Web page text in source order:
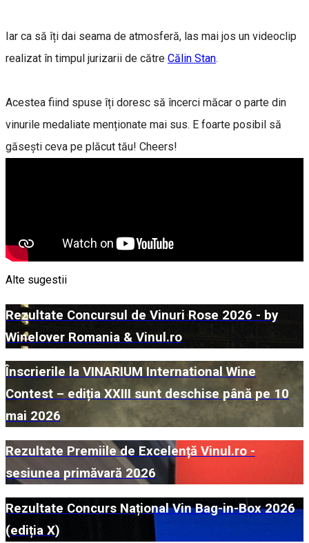
Iar ca să îți dai seama de atmosferă, las mai jos un videoclip
realizat în timpul jurizarii de către Călin Stan.
Acestea fiind spuse îți doresc să încerci măcar o parte din
vinurile medaliate menționate mai sus. E foarte posibil să
găsești ceva pe plăcut tău! Cheers!
Alte sugestii
Rezultate Concursul de Vinuri Rose 2026 - by
Winelover Romania & Vinul.ro
Înscrierile la VINARIUM International Wine
Contest – ediția XXIII sunt deschise până pe 10
mai 2026
Rezultate Premiile de Excelență Vinul.ro -
sesiunea primăvară 2026
Rezultate Concurs Național Vin Bag-in-Box 2026
(ediția X)